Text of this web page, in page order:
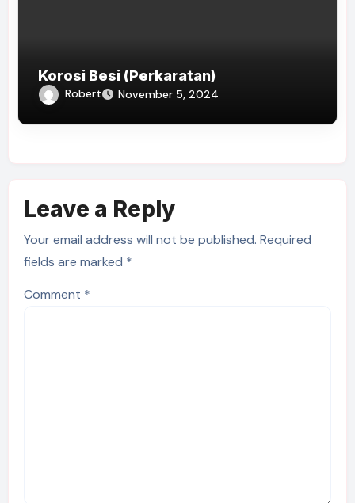
Korosi Besi (Perkaratan)
Robert November 5, 2024
Leave a Reply
Your email address will not be published. Required
fields are marked *
Comment *